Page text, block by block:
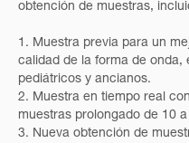
obtención de muestras,
1. Muestra previa para un
calidad de la forma de onda,
pediátricos y ancianos.
2. Muestra en tiempo real
muestras prolongado de 10
3. Nueva obtención de